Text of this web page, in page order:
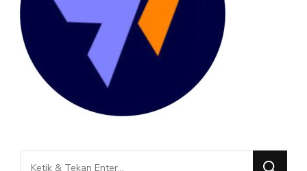
Mencari